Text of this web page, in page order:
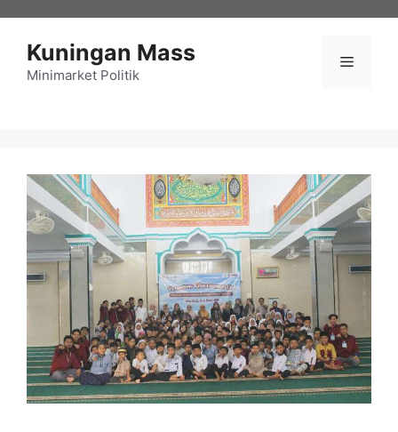
Kuningan Mass
Minimarket Politik
Menu